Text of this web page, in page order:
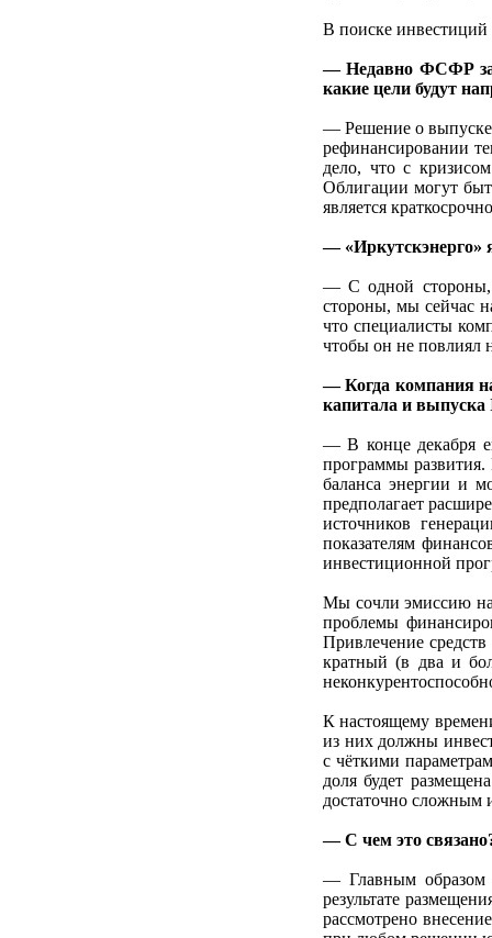
В поиске инвестиций
— Недавно ФСФР
какие цели будут
— Решение о выпуске
рефинансировании
дело, что с
Облигации могут
является
— «Иркутскэнерго»
— С одной стороны,
стороны, мы сейчас
что специалисты
чтобы он не повлиял
— Когда компания
капитала и выпуска
— В конце декабря
программы развития.
баланса энергии и
предполагает
источников
показателям
инвестиционной
Мы сочли эмиссию
проблемы
Привлечение
кратный (в два и
К настоящему
из них должны
с чёткими
доля будет
достаточно сложным
— С чем это
— Главным образом
результате
рассмотрено